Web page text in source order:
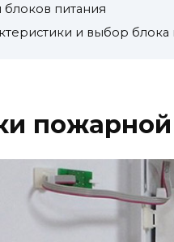
питания
и выбор блока